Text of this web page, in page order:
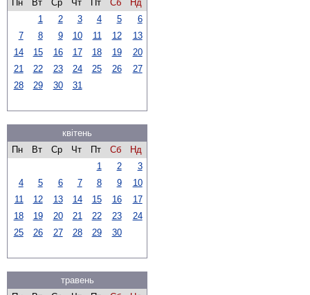
Пн Вт Ср Чт Пт Сб
Нд
1
2 3 4 5
6
7
8 9 10 11 12
13
14
15 16 17 18 19
20
21
22 23 24 25 26
27
28
29 30 31
квітень
Пн
Вт Ср Чт Пт Сб
Нд
1
2
3
4
5 6 7 8 9
10
11
12 13 14 15 16
17
18
19 20 21 22 23
24
25
26 27 28 29 30
травень